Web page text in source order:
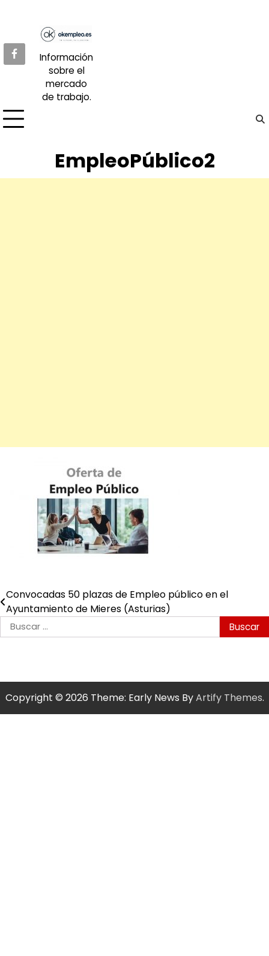
Información
sobre el
mercado
de trabajo.
EmpleoPúblico2
Navegación
de
entradas
Convocadas 50 plazas de Empleo público en el
Ayuntamiento de Mieres (Asturias)
Buscar:
Copyright © 2026 Theme: Early News ByArtify Themes.